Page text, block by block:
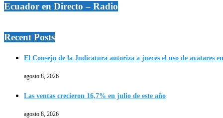
Ecuador en Directo – Radio
Recent Posts
El Consejo de la Judicatura autoriza a jueces el uso de avatares
agosto 8, 2026
Las ventas crecieron 16,7% en julio de este año
agosto 8, 2026